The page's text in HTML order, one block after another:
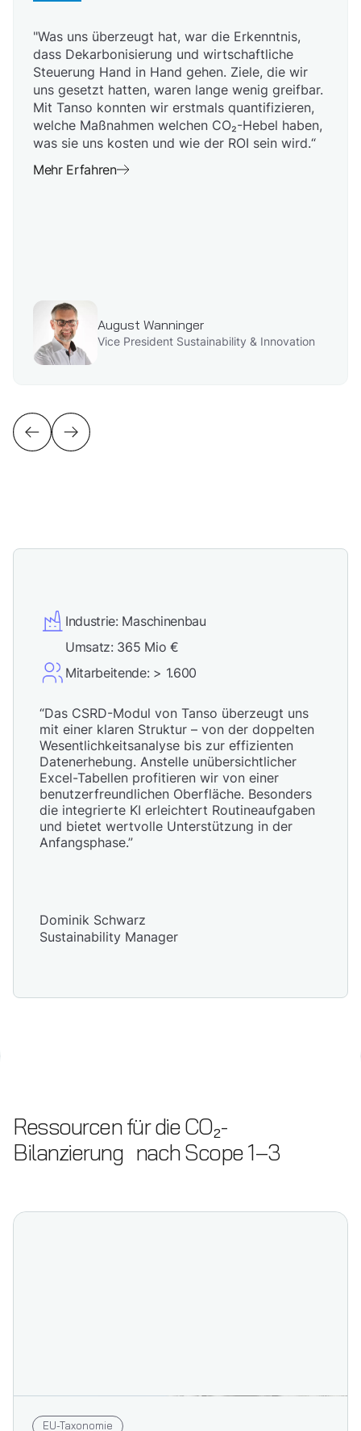
"Was uns überzeugt hat, war die Erkenntnis,
dass Dekarbonisierung und wirtschaftliche
Steuerung Hand in Hand gehen. Ziele, die wir
uns gesetzt hatten, waren lange wenig greifbar.
Mit Tanso konnten wir erstmals quantifizieren,
welche Maßnahmen welchen CO₂-Hebel haben,
was sie uns kosten und wie der ROI sein wird.“
Mehr Erfahren
August Wanninger
Vice President Sustainability & Innovation
Industrie: Maschinenbau
Umsatz: 365 Mio €
Mitarbeitende: > 1.600
“Das CSRD-Modul von Tanso überzeugt uns
mit einer klaren Struktur – von der doppelten
Wesentlichkeitsanalyse bis zur effizienten
Datenerhebung. Anstelle unübersichtlicher
Excel-Tabellen profitieren wir von einer
benutzerfreundlichen Oberfläche. Besonders
die integrierte KI erleichtert Routineaufgaben
und bietet wertvolle Unterstützung in der
Anfangsphase.”
Dominik Schwarz
Sustainability Manager
Ressourcen für die CO₂-
Bilanzierung nach Scope 1–3
EU-Taxonomie